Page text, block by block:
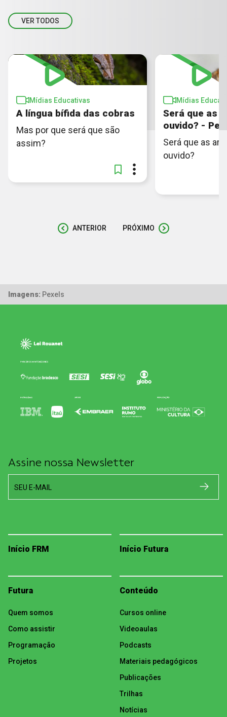
VER TODOS
Mídias Educativas
A língua bífida das cobras
Mas por que será que são
assim?
Mídias
Será que as
ouvido? -
Será que as
ouvido?
ANTERIOR PRÓXIMO
Imagens: Pexels
Assine nossa Newsletter
SEU E-MAIL
Início FRM Início Futura
Futura
Quem somos
Como assistir
Programação
Projetos
Conteúdo
Cursos online
Videoaulas
Podcasts
Materiais pedagógicos
Publicações
Trilhas
Notícias